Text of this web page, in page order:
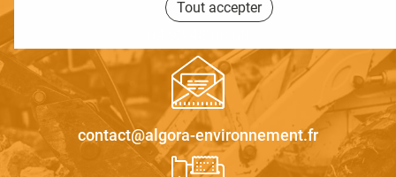
diffuser techniquement les publicités ou le contenu, mettre
correspondance et combiner des sources de données hors
caractéristiques d’identification d’appareil envoyées
automatiquement, utiliser des données de géolocalisation
précises, analyser activement les caractéristiques du
pour l’identification. Vous pouvez modifier vos choix à tout
moment en cliquant sur « Gérer mes cookies » en bas des
pages de ce site. Vous pouvez aussi consulter notre
de confidentialité pour plus d’informations.
Tout accepter
contact@algora-environnement.fr